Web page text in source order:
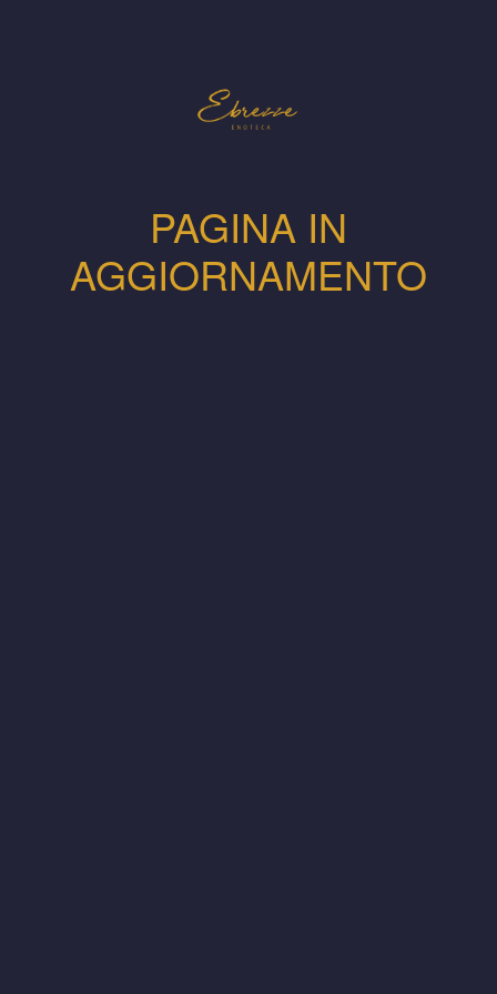
PAGINA IN
AGGIORNAMENTO